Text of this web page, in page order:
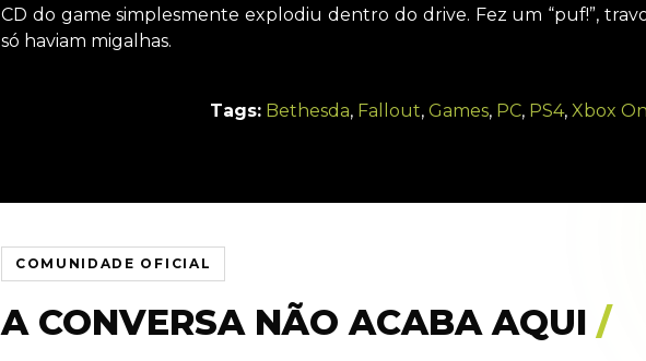
CD do game simplesmente explodiu dentro do drive. Fez um “puf!”,
só haviam migalhas.
Tags: Bethesda, Fallout, Games, PC, PS4, Xbox
COMUNIDADE OFICIAL
A CONVERSA NÃO ACABA AQUI /